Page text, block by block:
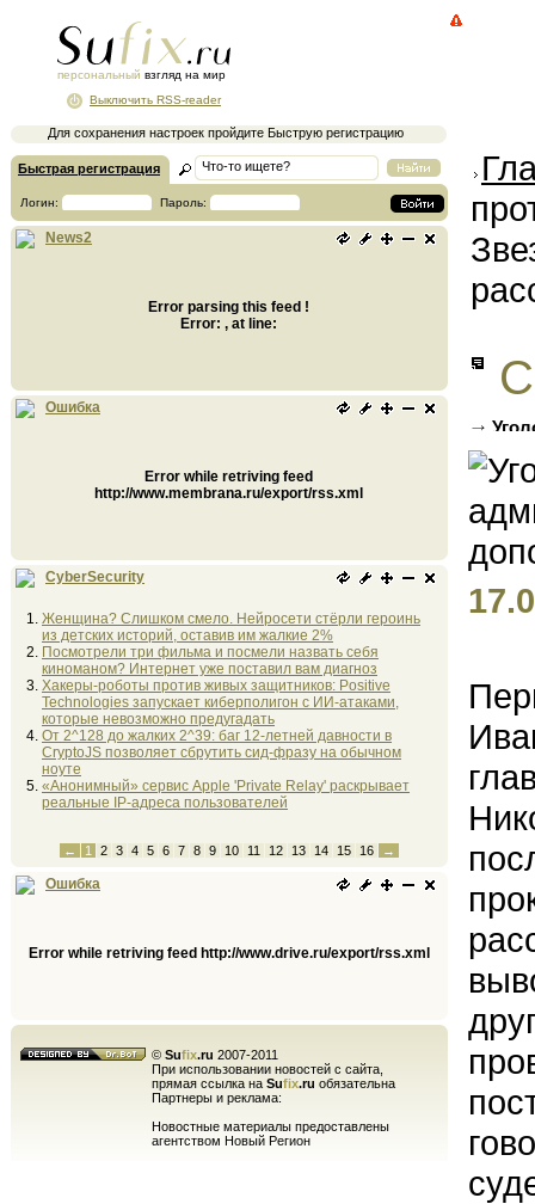
персональный взгляд на мир
Для сохранения настроек пройдите Быструю регистрацию
Выключить RSS-reader
Быстрая регистрация
Логин: Пароль:
News2
Error parsing this feed !
Error: , at line:
Ошибка
Error while retriving feed
http://www.membrana.ru/export/rss.xml
CyberSecurity
Женщина? Слишком смело. Нейросети стёрли героинь
из детских историй, оставив им жалкие 2%
Посмотрели три фильма и посмели назвать себя
киноманом? Интернет уже поставил вам диагноз
Хакеры-роботы против живых защитников: Positive
Technologies запускает киберполигон с ИИ-атаками,
которые невозможно предугадать
От 2^128 до жалких 2^39: баг 12-летней давности в
CryptoJS позволяет сбрутить сид-фразу на обычном
ноуте
«Анонимный» сервис Apple 'Private Relay' раскрывает
реальные IP-адреса пользователей
← 1 2 3 4 5 6 7 8 9 10 11 12 13 14 15 16 →
Ошибка
Error while retriving feed http://www.drive.ru/export/rss.xml
© Sufix.ru 2007-2011
При использовании новостей с сайта,
прямая ссылка на Sufix.ru обязательна
Партнеры и реклама:
Новостные материалы предоставлены
агентством Новый Регион